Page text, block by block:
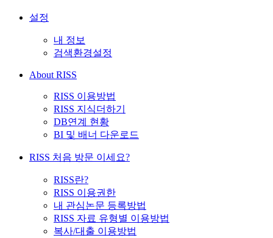
설정
내 정보
검색환경설정
About RISS
RISS 이용방법
RISS 지식더하기
DB연계 현황
BI 및 배너 다운로드
RISS 처음 방문 이세요?
RISS란?
RISS 이용권한
내 관심논문 등록방법
RISS 자료 유형별 이용방법
복사/대출 이용방법